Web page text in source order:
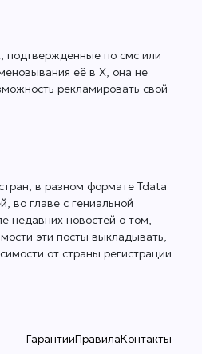
подтвержденные по смс или
её в X, она не
рекламировать свой
в разном формате Tdata
во главе с гениальной
недавних новостей о том,
эти посты выкладывать,
от страны регистрации
ГарантииПравилаКонтакты